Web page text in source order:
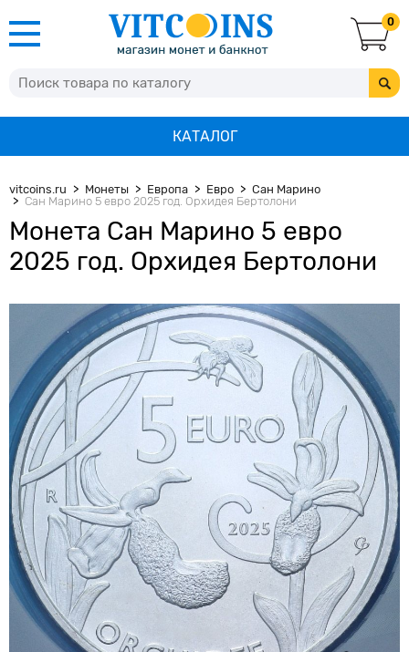
0
КАТАЛОГ
vitcoins.ru Монеты Европа Евро
Сан Марино
Сан Марино 5 евро 2025 год. Орхидея Бертолони
Монета Сан Марино 5 евро
2025 год. Орхидея Бертолони